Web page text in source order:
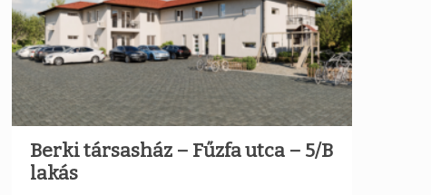
Berki társasház – Fűzfa utca – 5/B
lakás